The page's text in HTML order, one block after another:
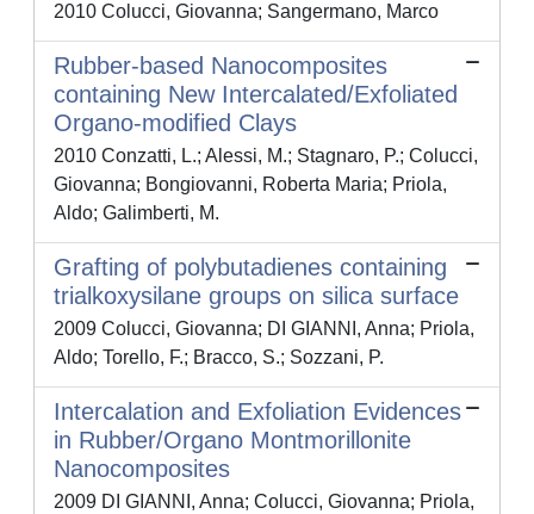
2010 Colucci, Giovanna; Sangermano, Marco
Rubber-based Nanocomposites
containing New Intercalated/Exfoliated
Organo-modified Clays
2010 Conzatti, L.; Alessi, M.; Stagnaro, P.; Colucci,
Giovanna; Bongiovanni, Roberta Maria; Priola,
Aldo; Galimberti, M.
Grafting of polybutadienes containing
trialkoxysilane groups on silica surface
2009 Colucci, Giovanna; DI GIANNI, Anna; Priola,
Aldo; Torello, F.; Bracco, S.; Sozzani, P.
Intercalation and Exfoliation Evidences
in Rubber/Organo Montmorillonite
Nanocomposites
2009 DI GIANNI, Anna; Colucci, Giovanna; Priola,